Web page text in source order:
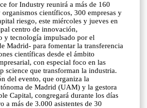
for Industry reunirá a más de 160
organismos científicos, 300 empresas y
riesgo, este miércoles y jueves en
centro de innovación,
y tecnología impulsado por el
Madrid- para fomentar la transferencia
científicas desde el ámbito
con especial foco en las
science que transforman la industria.
del evento, que organiza la
de Madrid (UAM) y la gestora
Capital, congregará durante los días
a más de 3.000 asistentes de 30